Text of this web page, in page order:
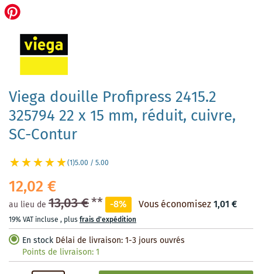
Viega douille Profipress 2415.2
325794 22 x 15 mm, réduit, cuivre,
SC-Contur
(1)5.00 / 5.00
12,02 €
au lieu de 13,03 €** -8% Vous économisez1,01 €
19% VAT incluse , plusfrais d'expédition
En stock Délai de livraison: 1-3 jours ouvrés
Points de livraison:1
beginning
images
gallery